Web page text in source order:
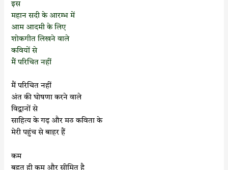
इस
महान सदी के आरम्भ में
आम आदमी के लिए
शोकगीत लिखने वाले
कवियों से
मैं परिचित नहीं
मैं परिचित नहीं
अंत की घोषणा करने वाले
विद्वानों से
साहित्य के गढ़ और मठ कविता के
मेरी पहुंच से बाहर हैं
कम
बहुत ही कम और सीमित है